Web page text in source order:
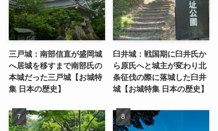
三戸城：南部信直が盛岡城
へ居城を移すまで南部氏の
本城だった三戸城【お城特
集 日本の歴史】
臼井城：戦国期に臼井氏か
ら原氏へと城主が変わり北
条征伐の際に落城した臼井
城【お城特集 日本の歴史】